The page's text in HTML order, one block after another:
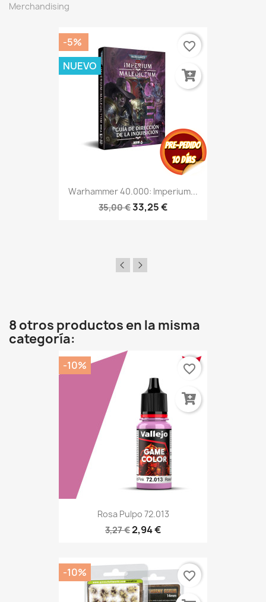
Merchandising
Warhammer 40.000: Imperium...
35,00 €33,25 €
-5%
NUEVO
favorite_border
8 otros productos en la misma
categoría:
Rosa Pulpo 72.013
3,27 €2,94 €
-10% favorite_border
-10% favorite_border